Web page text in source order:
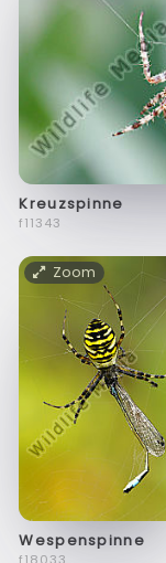
Kreuzspinne
f11343
Zoom
Wespenspinne